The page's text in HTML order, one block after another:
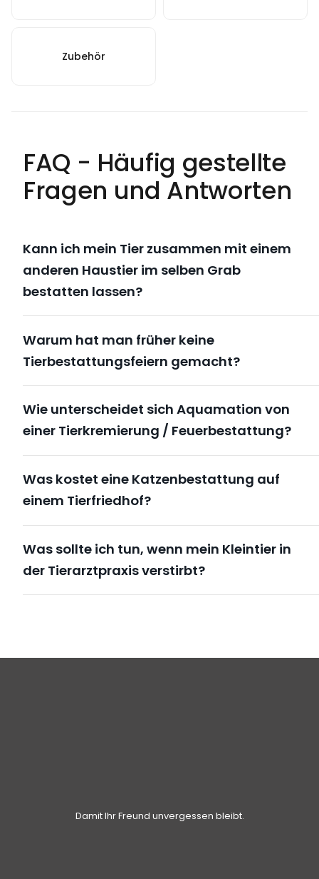
Zubehör
FAQ - Häufig gestellte
Fragen und Antworten
Kann ich mein Tier zusammen mit einem
anderen Haustier im selben Grab
bestatten lassen?
Warum hat man früher keine
Tierbestattungsfeiern gemacht?
Wie unterscheidet sich Aquamation von
einer Tierkremierung / Feuerbestattung?
Was kostet eine Katzenbestattung auf
einem Tierfriedhof?
Was sollte ich tun, wenn mein Kleintier in
der Tierarztpraxis verstirbt?
Damit Ihr Freund unvergessen bleibt.